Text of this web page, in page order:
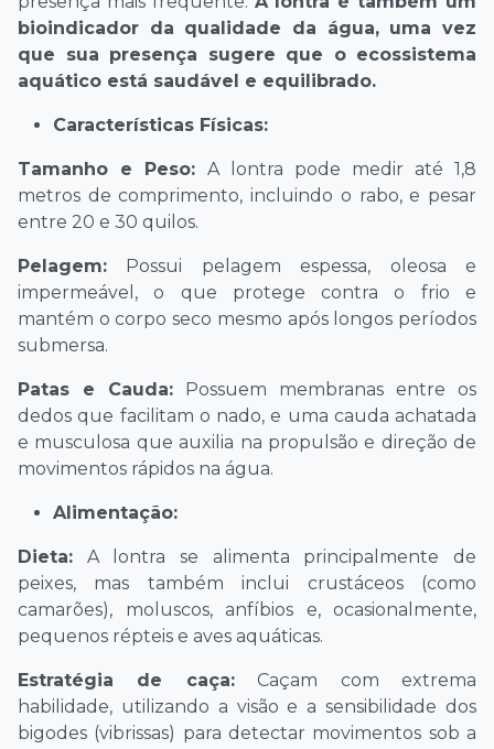
bioindicador da qualidade da água, uma vez
que sua presença sugere que o ecossistema
aquático está saudável e equilibrado.
Características Físicas:
Tamanho e Peso: A lontra pode medir até 1,8
metros de comprimento, incluindo o rabo, e pesar
entre 20 e 30 quilos.
Pelagem: Possui pelagem espessa, oleosa e
impermeável, o que protege contra o frio e
mantém o corpo seco mesmo após longos períodos
submersa.
Patas e Cauda: Possuem membranas entre os
dedos que facilitam o nado, e uma cauda achatada
e musculosa que auxilia na propulsão e direção de
movimentos rápidos na água.
Alimentação:
Dieta: A lontra se alimenta principalmente de
peixes, mas também inclui crustáceos (como
camarões), moluscos, anfíbios e, ocasionalmente,
pequenos répteis e aves aquáticas.
Estratégia de caça:Caçam com extrema
habilidade, utilizando a visão e a sensibilidade dos
bigodes (vibrissas) para detectar movimentos sob a